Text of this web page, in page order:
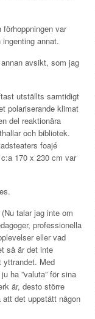
var
annat.
avsikt, som jag
utställts samtidigt
polariserande klimat
del reaktionära
och bibliotek.
foajé
170 x 230 cm var
talar jag inte om
professionella
eller vad
så är det inte
yttrandet. Med
ha ”valuta” för sina
är, desto större
det uppstått någon